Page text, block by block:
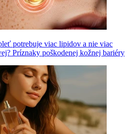
potrebuje viac lipidov a nie viac
Príznaky poškodenej kožnej bariéry